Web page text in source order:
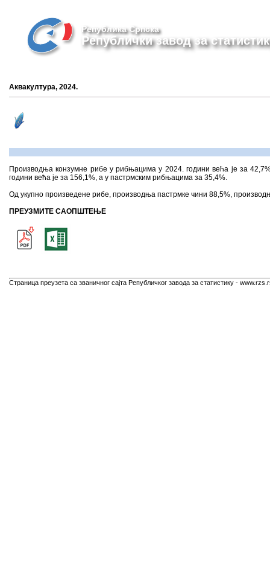
Република Српска
Републички завод за
Аквакултура, 2024.
Производња конзумне рибе у рибњацима у 2024. години већа је за
години већа је за 156,1%, а у пастрмским рибњацима за 35,4%.
Oд укупно произведене рибе, производња пастрмке чини 88,5%,
ПРЕУЗМИТЕ САОПШТЕЊЕ
Страница преузета са званичног сајта Републичког завода за статистику -